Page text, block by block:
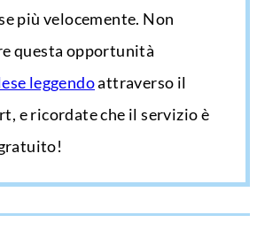
più velocemente. Non
questa opportunità
leggendoattraverso il
e ricordate che il servizio è